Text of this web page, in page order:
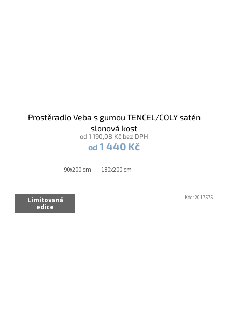
Prostěradlo Veba s gumou TENCEL/COLY satén
slonová kost
od 1 190,08 Kč bez DPH
od 1 440 Kč
90x200 cm 180x200 cm
Limitovaná
edice
Kód:2017575